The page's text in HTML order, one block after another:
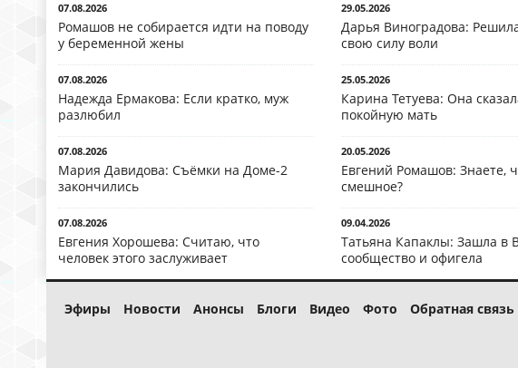
07.08.2026
Ромашов не собирается идти на поводу
у беременной жены
07.08.2026
Надежда Ермакова: Если кратко, муж
разлюбил
07.08.2026
Мария Давидова: Съёмки на Доме-2
закончились
07.08.2026
Евгения Хорошева: Считаю, что
человек этого заслуживает
29.05.2026
Дарья Виноградова:
свою силу воли
25.05.2026
Карина Тетуева: Она
покойную мать
20.05.2026
Евгений Ромашов: Знаете,
смешное?
09.04.2026
Татьяна Капаклы: Зашла в
сообщество и офигела
Эфиры Новости Анонсы Блоги Видео Фото Обратная связь